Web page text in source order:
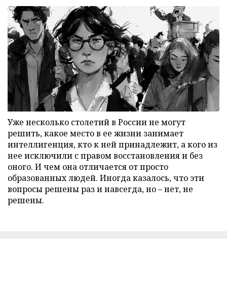
Уже несколько столетий в России не могут
решить, какое место в ее жизни занимает
интеллигенция, кто к ней принадлежит, а кого из
нее исключили с правом восстановления и без
оного. И чем она отличается от просто
образованных людей. Иногда казалось, что эти
вопросы решены раз и навсегда, но – нет, не
решены.